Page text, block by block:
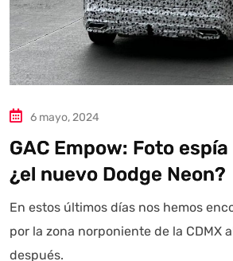
6 mayo, 2024
GAC Empow: Foto
¿el nuevo Dodge Neon?
En estos últimos días nos hemos
por la zona norponiente de la CDMX
después.
Estoy aquí para encontrar lo que
buscando? "Este asistente con IA
información referencial que puede
Asistente con IA en desarrollo.